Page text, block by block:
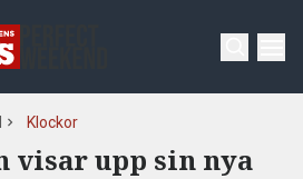
Klockor
visar upp sin nya